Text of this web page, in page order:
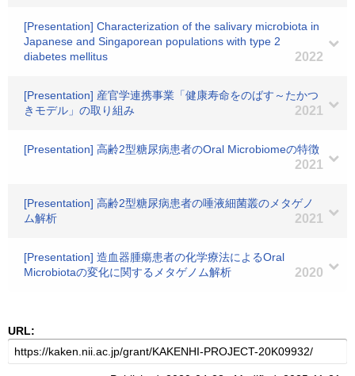
[Presentation] Characterization of the salivary microbiota in
Japanese and Singaporean populations with type 2
diabetes mellitus
2022
[Presentation] 産官学連携事業「健康寿命をのばす～たかつ
きモデル」の取り組み
2021
[Presentation] 高齢2型糖尿病患者のOral Microbiomeの特徴
2021
[Presentation] 高齢2型糖尿病患者の唾液細菌叢のメタゲノ
ム解析
2021
[Presentation] 造血器腫瘍患者の化学療法によるOral
Microbiotaの変化に関するメタゲノム解析
2020
URL: